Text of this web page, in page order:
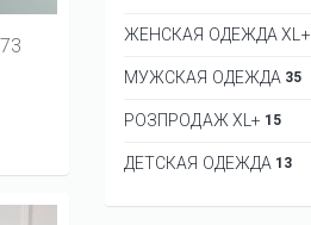
ЖЕНСКАЯ ОДЕЖДА XL+
МУЖСКАЯ ОДЕЖДА 35
РОЗПРОДАЖ XL+ 15
ДЕТСКАЯ ОДЕЖДА 13